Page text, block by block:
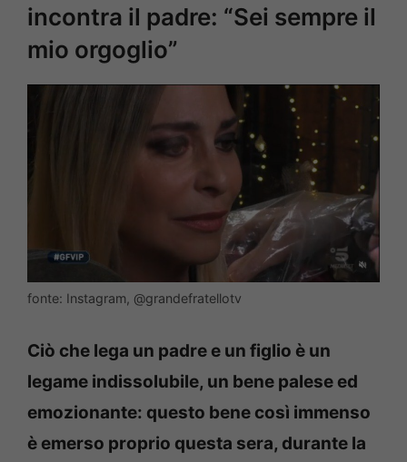
incontra il padre: “Sei sempre il
mio orgoglio”
fonte: Instagram, @grandefratellotv
Ciò che lega un padre e un figlio è un
legame indissolubile, un bene palese ed
emozionante: questo bene così immenso
è emerso proprio questa sera, durante la